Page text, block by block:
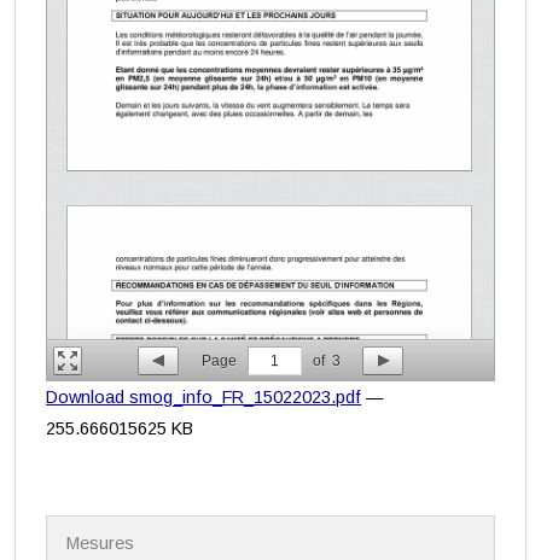
Page 1 of 3
Download smog_info_FR_15022023.pdf —
255.666015625 KB
Mesures